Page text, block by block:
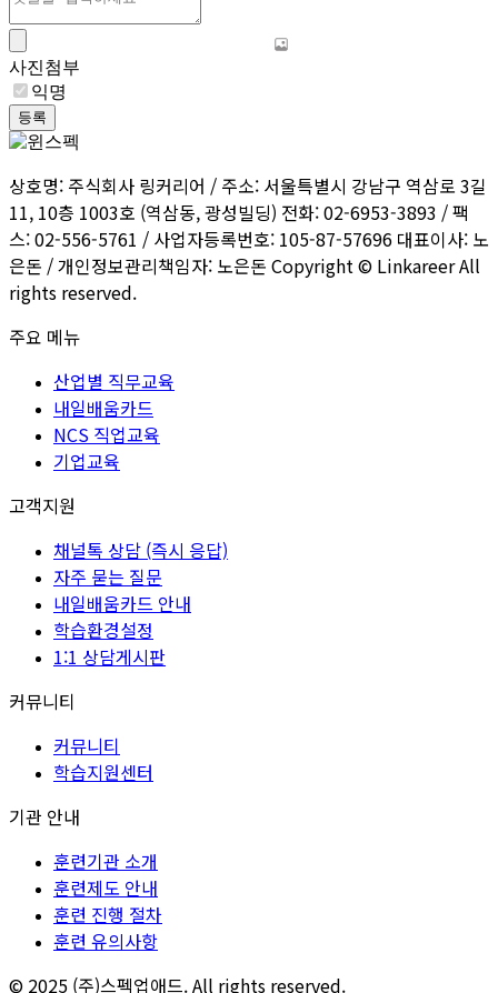
사진첨부
익명
등록
상호명: 주식회사 링커리어 / 주소: 서울특별시 강남구 역삼로 3길
11, 10층 1003호 (역삼동, 광성빌딩) 전화: 02-6953-3893 / 팩
스: 02-556-5761 / 사업자등록번호: 105-87-57696 대표이사: 노
은돈 / 개인정보관리책임자: 노은돈 Copyright © Linkareer All
rights reserved.
주요 메뉴
산업별 직무교육
내일배움카드
NCS 직업교육
기업교육
고객지원
채널톡 상담 (즉시 응답)
자주 묻는 질문
내일배움카드 안내
학습환경설정
1:1 상담게시판
커뮤니티
커뮤니티
학습지원센터
기관 안내
훈련기관 소개
훈련제도 안내
훈련 진행 절차
훈련 유의사항
© 2025 (주)스펙업애드. All rights reserved.